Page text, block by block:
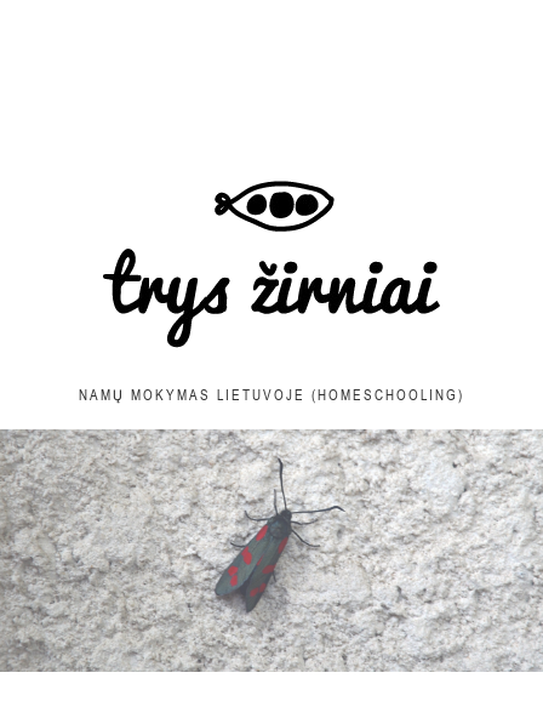
NAMŲ MOKYMAS LIETUVOJE (HOMESCHOOLING)